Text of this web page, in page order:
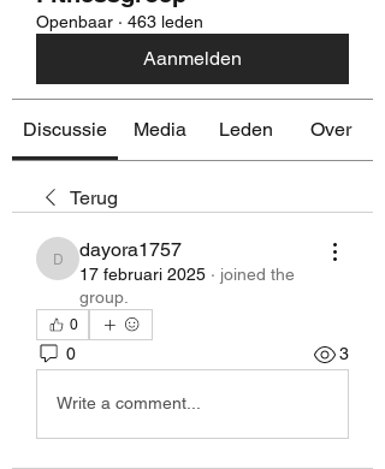
Openbaar · 463 leden
Aanmelden
Discussie Media Leden Over
Terug
dayora1757
dayora1757
17 februari 2025 · joined the
group.
0
0 3
Write a comment...